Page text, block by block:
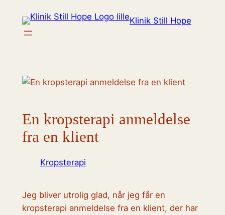
indhold
Klinik Still Hope
En kropsterapi anmeldelse
fra en klient
Kropsterapi
Jeg bliver utrolig glad, når jeg får en
kropsterapi anmeldelse fra en klient, der har